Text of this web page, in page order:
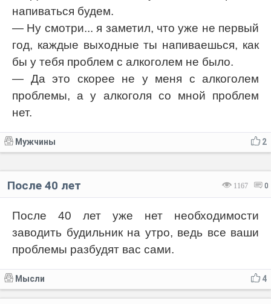
напиваться будем.
— Ну смотри... я заметил, что уже не первый
год, каждые выходные ты напиваешься, как
бы у тебя проблем с алкоголем не было.
— Да это скорее не у меня с алкоголем
проблемы, а у алкоголя со мной проблем
нет.
2
Мужчины
1167 0
После 40 лет
После 40 лет уже нет необходимости
заводить будильник на утро, ведь все ваши
проблемы разбудят вас сами.
4
Мысли